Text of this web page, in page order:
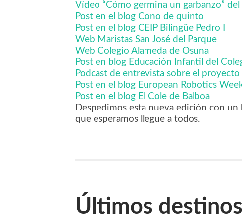
Vídeo “Cómo germina un garbanzo” del
Post en el blog Cono de quinto
Post en el blog CEIP Bilingüe Pedro I
Web Maristas San José del Parque
Web Colegio Alameda de Osuna
Post en blog Educación Infantil del
Podcast de entrevista sobre el
Post en el blog European Robotics
Post en el blog El Cole de Balboa
Despedimos esta nueva edición con
que esperamos llegue a todos.
Últimos